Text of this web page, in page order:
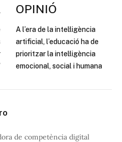
OPINIÓ
A l’era de la intel·ligència
artificial, l’educació ha de
prioritzar la intel·ligència
emocional, social i humana
de competència digital